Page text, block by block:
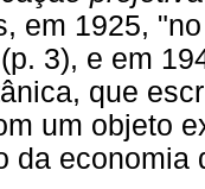
em 1925,
3), e em
que
um objeto
da economia